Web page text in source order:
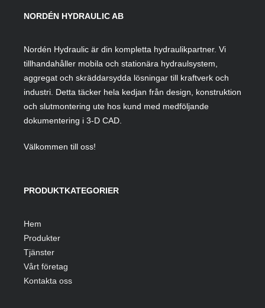
NORDÉN HYDRAULIC AB
Nordén Hydraulic är din kompletta hydraulikpartner. Vi
tillhandahåller mobila och stationära hydraulsystem,
aggregat och skräddarsydda lösningar till kraftverk och
industri. Detta täcker hela kedjan från design, konstruktion
och slutmontering ute hos kund med medföljande
dokumentering i 3-D CAD.
Välkommen till oss!
PRODUKTKATEGORIER
Hem
Produkter
Tjänster
Vårt företag
Kontakta oss